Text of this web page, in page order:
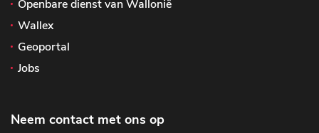
Openbare dienst van Wallonië
Wallex
Geoportal
Jobs
Neem contact met ons op